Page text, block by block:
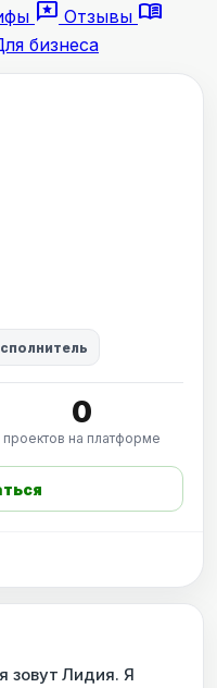
reviews Отзывы menu_book
бизнеса
0
проектов на платформе
зовут Лидия. Я